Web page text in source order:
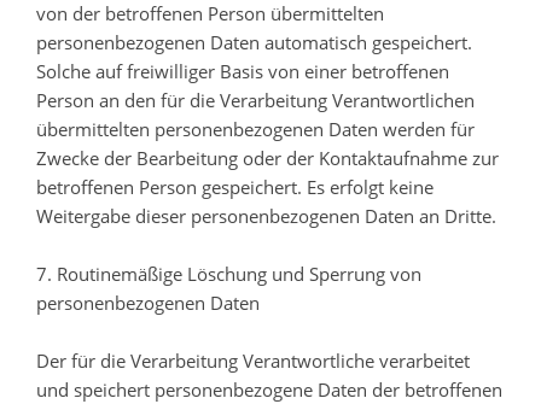
von der betroffenen Person übermittelten
personenbezogenen Daten automatisch gespeichert.
Solche auf freiwilliger Basis von einer betroffenen
Person an den für die Verarbeitung Verantwortlichen
übermittelten personenbezogenen Daten werden für
Zwecke der Bearbeitung oder der Kontaktaufnahme zur
betroffenen Person gespeichert. Es erfolgt keine
Weitergabe dieser personenbezogenen Daten an Dritte.
7. Routinemäßige Löschung und Sperrung von
personenbezogenen Daten
Der für die Verarbeitung Verantwortliche verarbeitet
und speichert personenbezogene Daten der betroffenen